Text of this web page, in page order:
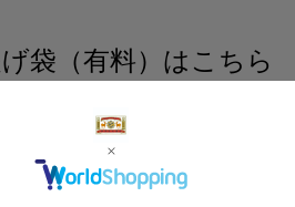
袋（有料）はこちら
の3つサイズをご用意しております。